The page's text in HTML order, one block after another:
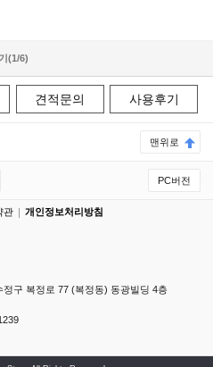
(1/6)
견적문의 사용후기
맨위로
PC버전
관 개인정보처리방침
정구 복정로 77 (복정동) 동광빌딩 4층